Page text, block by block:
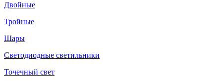
Двойные
Тройные
Шары
Светодиодные светильники
Точечный свет